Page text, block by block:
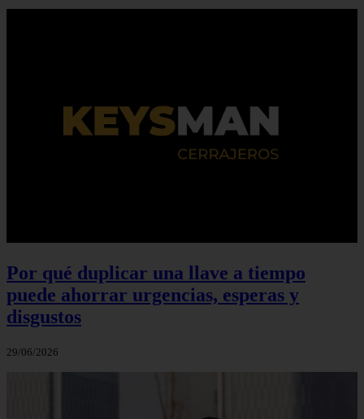
Por qué duplicar una llave a tiempo
puede ahorrar urgencias, esperas y
disgustos
29/06/2026